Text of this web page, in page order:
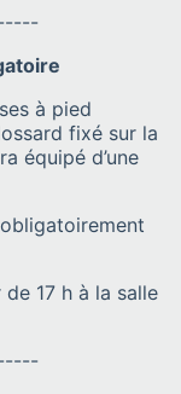
à pied
fixé sur la
équipé d’une
17 h à la salle